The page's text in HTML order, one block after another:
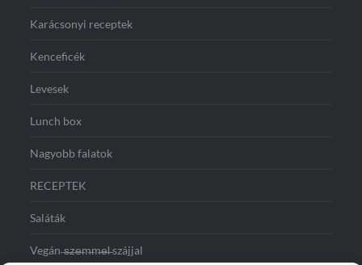
Karácsonyi receptek
Kenceficék
Levesek
Lunch box
Nagyobb falatok
RECEPTEK
Saláták
Vegán ̶s̶z̶e̶m̶m̶e̶l̶ szájjal